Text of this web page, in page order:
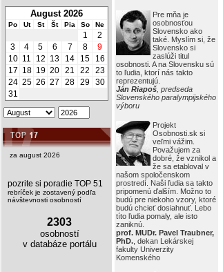
Pre mňa je
osobnosťou
Slovensko ako
také. Myslím si, že
Slovensko si
zaslúži titul
osobnosti. A na Slovensku sú
to ľudia, ktorí nás takto
reprezentujú.
Ján Riapoš , predseda
Slovenského paralympijského
výboru
Projekt
Osobnosti.sk si
veľmi vážim.
Považujem za
dobré, že vznikol a
že sa etabloval v
našom spoločenskom
prostredí. Naši ľudia sa takto
pripomenú ďalším. Možno to
budú pre niekoho vzory, ktoré
budú chcieť dosiahnuť. Lebo
títo ľudia pomaly, ale isto
zaniknú.
prof. MUDr. Pavel Traubner,
PhD. , dekan Lekárskej
fakulty Univerzity
Komenského
August 2026
Po Ut St Št Pia So Ne
1
2
3
4 5 6 7 8
9
10 11 12 13 14 15
16
17 18 19 20 21 22
23
24 25 26 27 28 29 30
31
za august 2026
pozrite si poradie TOP 51
rebríček je zostavený podľa
návštevnosti osobností
2303
osobností
v databáze portálu